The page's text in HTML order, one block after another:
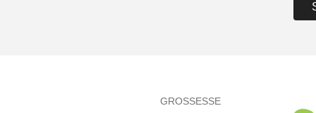
GROSSESSE